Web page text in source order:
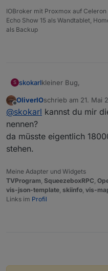
IOBroker mit Proxmox auf Celeron
Echo Show 15 als Wandtablet,
als Backup
S skokarlkleiner Bug,
Beim Start wird eine
deshalb ist auch
Offline
OliverIOschrieb am 21. Mai
zuletzt editiert von
@skokarl kannst du mir
nennen?
da müsste eigentlich
stehen.
Meine Adapter und Widgets
TVProgram SqueezeboxRPC
vis-json-template skiinfo vis-
Links im Profil